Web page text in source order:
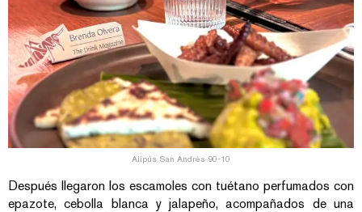
Alipús San Andrés 90-10
Después llegaron los escamoles con tuétano perfumados con
epazote, cebolla blanca y jalapeño, acompañados de una